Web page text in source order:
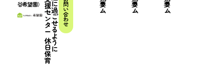
谷希望園）
援
セ
ン
タ
ー
休
日
保
育
に
過
ご
せ
る
よ
う
に
問
い
合
わ
せ
要
ラ
ム
要
ラ
ム
要
ラ
ム